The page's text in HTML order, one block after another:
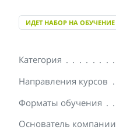
ИДЕТ НАБОР НА ОБУЧЕНИЕ
Категория
Направления курсов
Форматы обучения
Основатель компании